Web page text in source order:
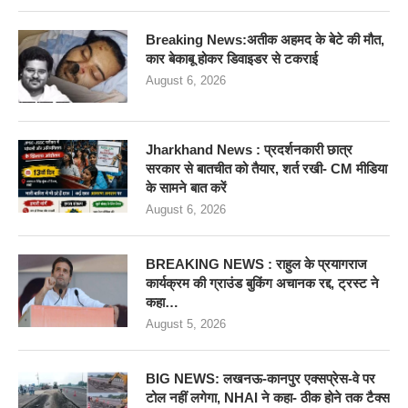
Breaking News:अतीक अहमद के बेटे की मौत,
कार बेकाबू होकर डिवाइडर से टकराई
August 6, 2026
Jharkhand News : प्रदर्शनकारी छात्र
सरकार से बातचीत को तैयार, शर्त रखी- CM मीडिया
के सामने बात करें
August 6, 2026
BREAKING NEWS : राहुल के प्रयागराज
कार्यक्रम की ग्राउंड बुकिंग अचानक रद्द, ट्रस्ट ने
कहा…
August 5, 2026
BIG NEWS: लखनऊ-कानपुर एक्सप्रेस-वे पर
टोल नहीं लगेगा, NHAI ने कहा- ठीक होने तक टैक्स